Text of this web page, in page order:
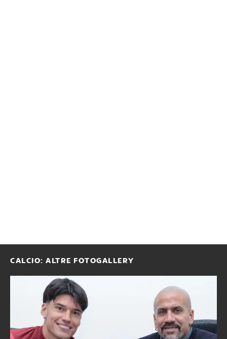
CALCIO: ALTRE FOTOGALLERY